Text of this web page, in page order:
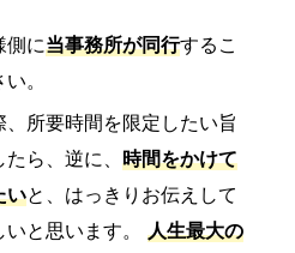
側に当事務所が同行するこ
。
所要時間を限定したい旨
ら、逆に、 時間をかけて
いと、はっきりお伝えして
と思います。 人生最大の